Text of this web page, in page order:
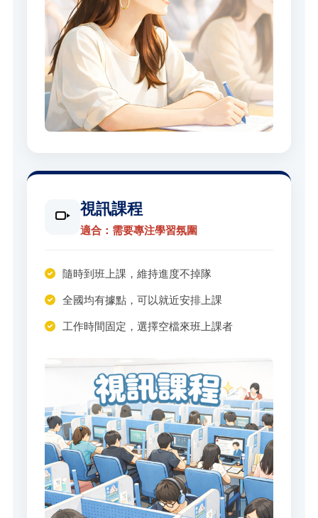
視訊課程
適合：需要專注學習氛圍
隨時到班上課，維持進度不掉隊
全國均有據點，可以就近安排上課
工作時間固定，選擇空檔來班上課者